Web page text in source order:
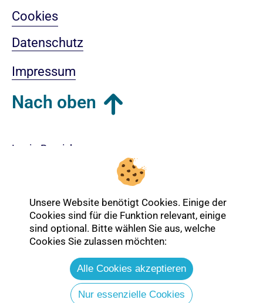
Cookies
Datenschutz
Impressum
Nach oben
Login-Bereich
Unsere Website benötigt Cookies. Einige der
Cookies sind für die Funktion relevant, einige
sind optional. Bitte wählen Sie aus, welche
Cookies Sie zulassen möchten:
Alle Cookies akzeptieren
Nur essenzielle Cookies